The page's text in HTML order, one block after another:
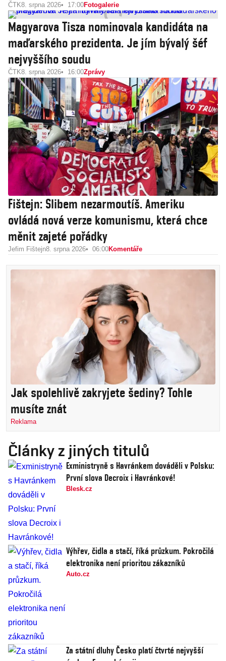
ČTK8. srpna 2026 17:00Fotogalerie
Magyarova Tisza nominovala kandidáta na
maďarského prezidenta. Je jím bývalý šéf
nejvyššího soudu
ČTK8. srpna 2026 16:00Zprávy
Fištejn: Slibem nezarmoutíš. Ameriku
ovládá nová verze komunismu, která chce
měnit zajeté pořádky
Jefim Fištejn8. srpna 2026 06:00Komentáře
Jak spolehlivě zakryjete šediny? Tohle
musíte znát
Reklama
Články z jiných titulů
Exministryně s Havránkem dováděli v Polsku:
První slova Decroix i Havránkové!
Blesk.cz
Výhřev, čidla a stačí, říká průzkum. Pokročilá
elektronika není prioritou zákazníků
Auto.cz
Za státní dluhy Česko platí čtvrté nejvyšší